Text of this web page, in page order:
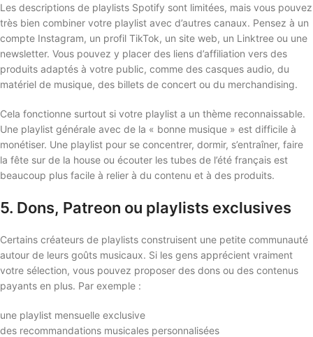
Les descriptions de playlists Spotify sont limitées, mais vous pouvez
très bien combiner votre playlist avec d’autres canaux. Pensez à un
compte Instagram, un profil TikTok, un site web, un Linktree ou une
newsletter. Vous pouvez y placer des liens d’affiliation vers des
produits adaptés à votre public, comme des casques audio, du
matériel de musique, des billets de concert ou du merchandising.
Cela fonctionne surtout si votre playlist a un thème reconnaissable.
Une playlist générale avec de la « bonne musique » est difficile à
monétiser. Une playlist pour se concentrer, dormir, s’entraîner, faire
la fête sur de la house ou écouter les tubes de l’été français est
beaucoup plus facile à relier à du contenu et à des produits.
5. Dons, Patreon ou playlists exclusives
Certains créateurs de playlists construisent une petite communauté
autour de leurs goûts musicaux. Si les gens apprécient vraiment
votre sélection, vous pouvez proposer des dons ou des contenus
payants en plus. Par exemple :
une playlist mensuelle exclusive
des recommandations musicales personnalisées